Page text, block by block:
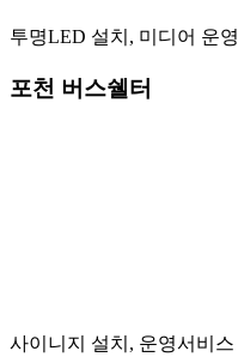
투명LED 설치, 미디어 운영
포천 버스쉘터
사이니지 설치, 운영서비스